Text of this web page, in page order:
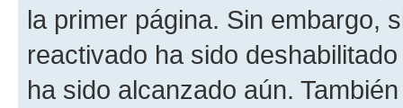
la primer página. Sin embargo,
reactivado ha sido
ha sido alcanzado aún.